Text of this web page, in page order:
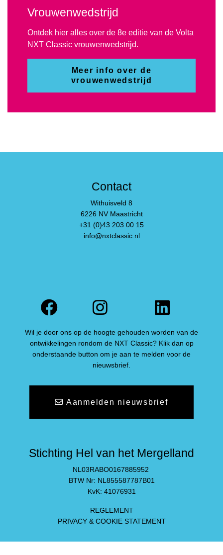
Vrouwenwedstrijd
Ontdek hier alles over de 8e editie van de Volta
NXT Classic vrouwenwedstrijd.
Meer info over de
vrouwenwedstrijd
Contact
Withuisveld 8
6226 NV Maastricht
+31 (0)43 203 00 15
info@nxtclassic.nl
FacebookInstagram
Wil je door ons op de hoogte gehouden worden van de
ontwikkelingen rondom de NXT Classic? Klik dan op
onderstaande button om je aan te melden voor de
nieuwsbrief.
Aanmelden nieuwsbrief
Stichting Hel van het Mergelland
NL03RABO0167885952
BTW Nr: NL855587787B01
KvK: 41076931
REGLEMENT
PRIVACY & COOKIE STATEMENT